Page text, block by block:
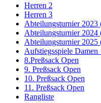
Herren 2
Herren 3
Abteilungsturnier 2023
Abteilungsturnier 2024
Abteilungsturnier 2025
Aufstiegsspiele Damen
8.Preßsack Open
9. Preßsack Open
10. Preßsack Open
11. Preßsack Open
Rangliste